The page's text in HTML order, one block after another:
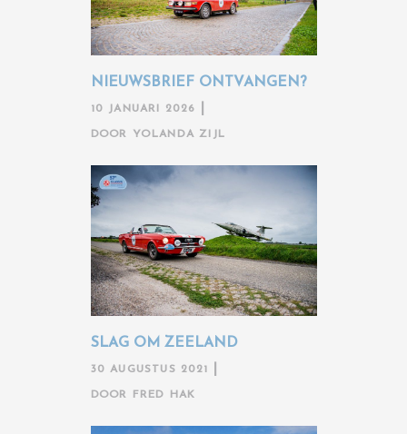
NIEUWSBRIEF ONTVANGEN?
10 JANUARI 2026
DOOR YOLANDA ZIJL
SLAG OM ZEELAND
30 AUGUSTUS 2021
DOOR FRED HAK